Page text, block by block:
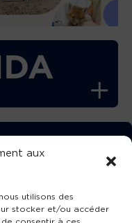
aux
utilisons des
stocker et/ou accéder
TVBA !